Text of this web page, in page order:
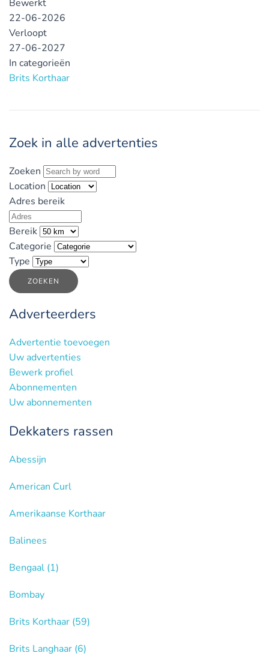
Bewerkt
22-06-2026
Verloopt
27-06-2027
In categorieën
Brits Korthaar
Zoek in alle advertenties
Zoeken
Location
Adres bereik
Bereik
Categorie
Type
ZOEKEN
Adverteerders
Advertentie toevoegen
Uw advertenties
Bewerk profiel
Abonnementen
Uw abonnementen
Dekkaters rassen
Abessijn
American Curl
Amerikaanse Korthaar
Balinees
Bengaal (1)
Bombay
Brits Korthaar (59)
Brits Langhaar (6)